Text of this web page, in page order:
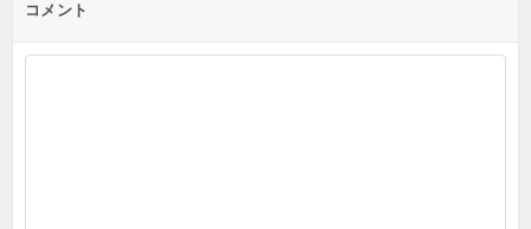
コメント